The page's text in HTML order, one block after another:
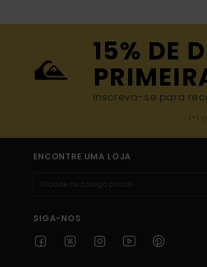
15% DE
Inscreva-se para
(*)
ENCONTRE UMA LOJA
SIGA-NOS